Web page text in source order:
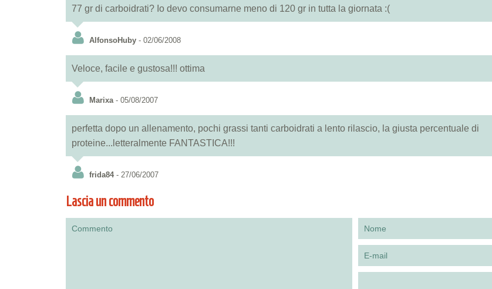
77 gr di carboidrati? Io devo consumarne meno di 120 gr in tutta la giornata :(
AlfonsoHuby - 02/06/2008
Veloce, facile e gustosa!!! ottima
Marixa- 05/08/2007
perfetta dopo un allenamento, pochi grassi tanti carboidrati a lento rilascio, la giusta percentuale di
proteine...letteralmente FANTASTICA!!!
frida84- 27/06/2007
Lascia un commento